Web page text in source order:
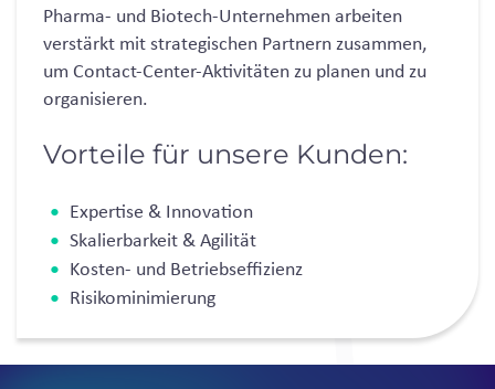
Pharma- und Biotech-Unternehmen arbeiten
verstärkt mit strategischen Partnern zusammen,
um Contact-Center-Aktivitäten zu planen und zu
organisieren.
Vorteile für unsere Kunden:
Expertise & Innovation
Skalierbarkeit & Agilität
Kosten- und Betriebseffizienz
Risikominimierung